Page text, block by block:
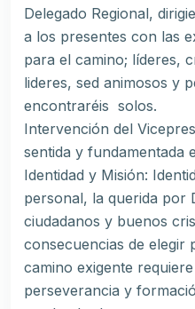
Delegado Regional,
a los presentes con las
para el camino; líderes,
lideres, sed animosos y
encontraréis solos.
Intervención del
sentida y fundamentada
Identidad y Misión:
personal, la querida por
ciudadanos y buenos
consecuencias de elegir
camino exigente
perseverancia y